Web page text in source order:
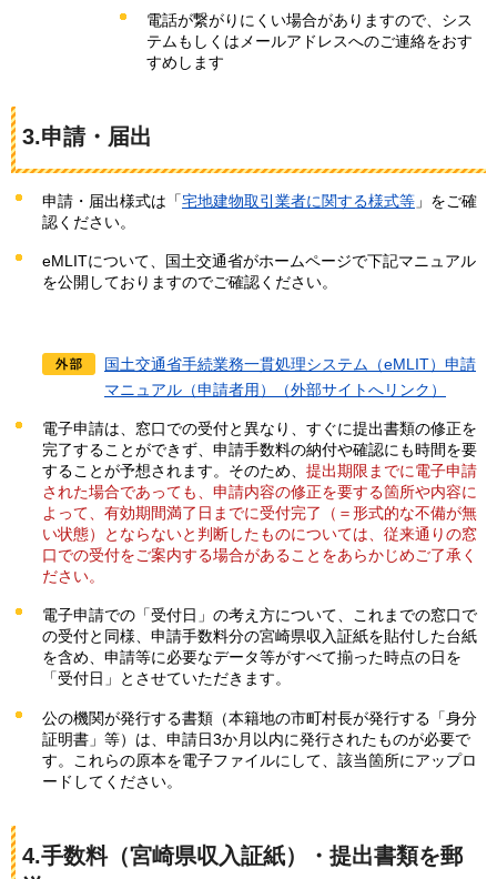
電話が繋がりにくい場合がありますので、シス
テムもしくはメールアドレスへのご連絡をおす
すめします
3.申請・届出
申請・届出様式は「宅地建物取引業者に関する様式等 」をご確
認ください。
eMLITについて、国土交通省がホームページで下記マニュアル
を公開しておりますのでご確認ください。
国土交通省手続業務一貫処理システム（eMLIT）申請
マニュアル（申請者用）（外部サイトへリンク）
電子申請は、窓口での受付と異なり、すぐに提出書類の修正を
完了することができず、申請手数料の納付や確認にも時間を要
することが予想されます。そのため、 提出期限までに電子申請
された場合であっても、申請内容の修正を要する箇所や内容に
よって、有効期間満了日までに受付完了（＝形式的な不備が無
い状態）とならないと判断したものについては、従来通りの窓
口での受付をご案内する場合があることをあらかじめご了承く
ださい。
電子申請での「受付日」の考え方について、これまでの窓口で
の受付と同様、申請手数料分の宮崎県収入証紙を貼付した台紙
を含め、申請等に必要なデータ等がすべて揃った時点の日を
「受付日」とさせていただきます。
公の機関が発行する書類（本籍地の市町村長が発行する「身分
証明書」等）は、申請日3か月以内に発行されたものが必要で
す。これらの原本を電子ファイルにして、該当箇所にアップロ
ードしてください。
4.手数料（宮崎県収入証紙）・提出書類を郵